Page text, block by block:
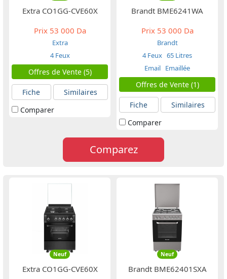
Extra CO1GG-CVE60X
Prix53 000 Da
Extra
4 Feux
Offres de Vente (5)
Fiche
Similaires
Comparer
Brandt BME6241WA
Prix53 000 Da
Brandt
4 Feux 65 Litres
Email Emaillée
Offres de Vente (1)
Fiche
Similaires
Comparer
Comparez
Neuf
Extra CO1GG-CVE60X
Neuf
Brandt BME62401SXA